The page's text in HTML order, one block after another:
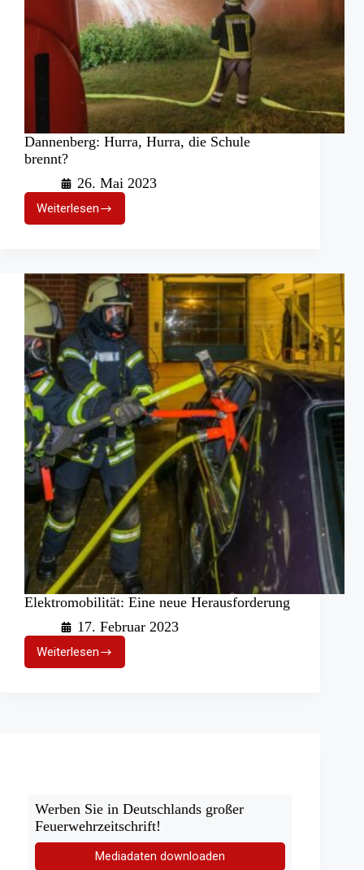
Dannenberg: Hurra, Hurra, die Schule
brennt?
26. Mai 2023
WeiterlesenDannenberg:
Hurra,
Schule
brennt?
Elektromobilität: Eine neue Herausforderung
17. Februar 2023
WeiterlesenElektromobilität:
Eine
Werben Sie in Deutschlands großer
Feuerwehrzeitschrift!
Mediadaten downloaden